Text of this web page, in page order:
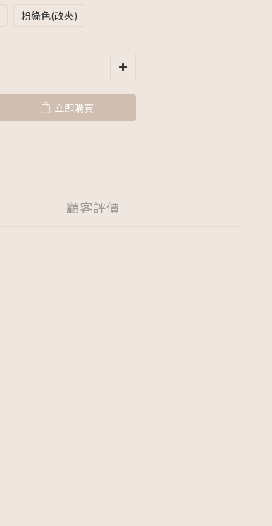
粉綠色(改夾)
立即購買
顧客評價